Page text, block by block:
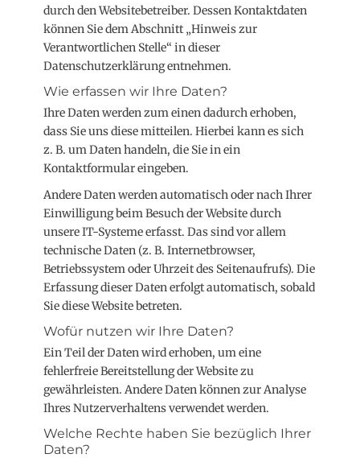
durch den Websitebetreiber. Dessen Kontaktdaten
können Sie dem Abschnitt „Hinweis zur
Verantwortlichen Stelle“ in dieser
Datenschutzerklärung entnehmen.
Wie erfassen wir Ihre Daten?
Ihre Daten werden zum einen dadurch erhoben,
dass Sie uns diese mitteilen. Hierbei kann es sich
z. B. um Daten handeln, die Sie in ein
Kontaktformular eingeben.
Andere Daten werden automatisch oder nach Ihrer
Einwilligung beim Besuch der Website durch
unsere IT-Systeme erfasst. Das sind vor allem
technische Daten (z. B. Internetbrowser,
Betriebssystem oder Uhrzeit des Seitenaufrufs). Die
Erfassung dieser Daten erfolgt automatisch, sobald
Sie diese Website betreten.
Wofür nutzen wir Ihre Daten?
Ein Teil der Daten wird erhoben, um eine
fehlerfreie Bereitstellung der Website zu
gewährleisten. Andere Daten können zur Analyse
Ihres Nutzerverhaltens verwendet werden.
Welche Rechte haben Sie bezüglich Ihrer
Daten?